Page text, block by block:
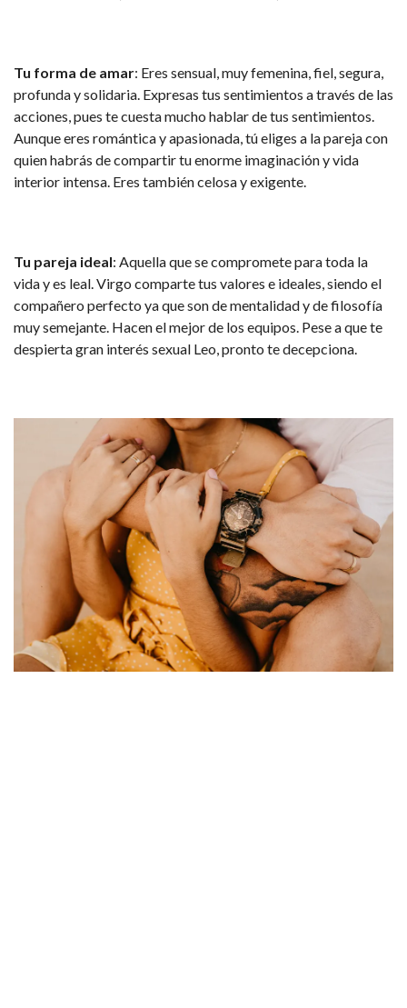
Tu forma de amar: Eres sensual, muy femenina, fiel, segura,
profunda y solidaria. Expresas tus sentimientos a través de las
acciones, pues te cuesta mucho hablar de tus sentimientos.
Aunque eres romántica y apasionada, tú eliges a la pareja con
quien habrás de compartir tu enorme imaginación y vida
interior intensa. Eres también celosa y exigente.
Tu pareja ideal: Aquella que se compromete para toda la
vida y es leal. Virgo comparte tus valores e ideales, siendo el
compañero perfecto ya que son de mentalidad y de filosofía
muy semejante. Hacen el mejor de los equipos. Pese a que te
despierta gran interés sexual Leo, pronto te decepciona.